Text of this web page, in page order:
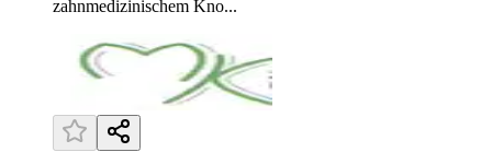
zahnmedizinischem Kno...